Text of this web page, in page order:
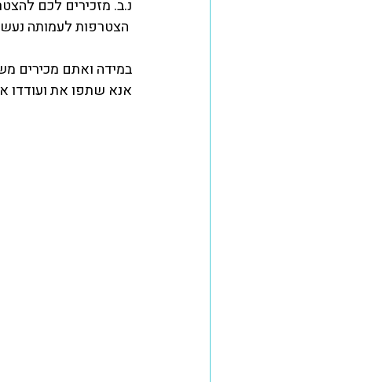
נ.ב. מזכירים לכם
במידה ואתם מכירים
אנא שתפו את ועודדו